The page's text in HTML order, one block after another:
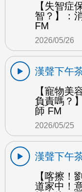
【失智症
智？】：
FM
2026/05/26
漢聲下午
【寵物美
負責嗎？
師 FM
2026/05/25
漢聲下午
【喀擦
道家中！